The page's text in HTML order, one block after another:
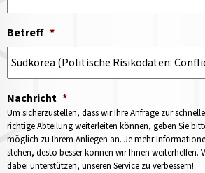
Betreff *
Nachricht *
Um sicherzustellen, dass wir Ihre Anfrage zur
richtige Abteilung weiterleiten können, geben Sie
möglich zu Ihrem Anliegen an. Je mehr
stehen, desto besser können wir Ihnen weiterhelfen.
dabei unterstützen, unseren Service zu verbessern!